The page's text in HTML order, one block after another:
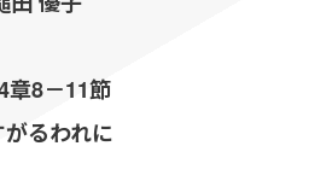
8－11節
るわれに